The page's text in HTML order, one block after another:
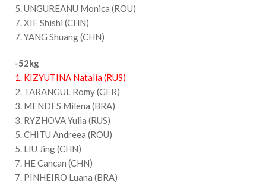
5. UNGUREANU Monica (ROU)
7. XIE Shishi (CHN)
7. YANG Shuang (CHN)
-52kg
1. KIZYUTINA Natalia (RUS)
2. TARANGUL Romy (GER)
3. MENDES Milena (BRA)
3. RYZHOVA Yulia (RUS)
5. CHITU Andreea (ROU)
5. LIU Jing (CHN)
7. HE Cancan (CHN)
7. PINHEIRO Luana (BRA)